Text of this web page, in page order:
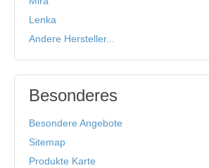
Lenka
Andere Hersteller...
Besonderes
Besondere Angebote
Sitemap
Produkte Karte